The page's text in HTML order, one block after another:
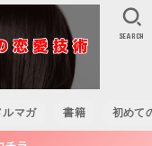
ルマガ 書籍 初めて
SEARCH